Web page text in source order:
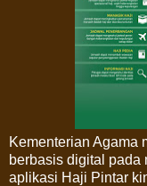
Kementerian Agama
berbasis digital pada
aplikasi Haji Pintar